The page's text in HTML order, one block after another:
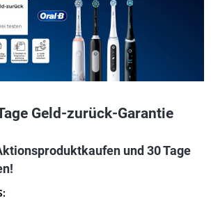
Geld-zurück-Garantie
und 30 Tage